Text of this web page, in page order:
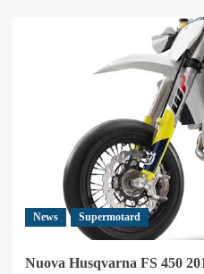
auto
in
pista
Cremona
News Supermotard
Nuova Husqvarna FS 450